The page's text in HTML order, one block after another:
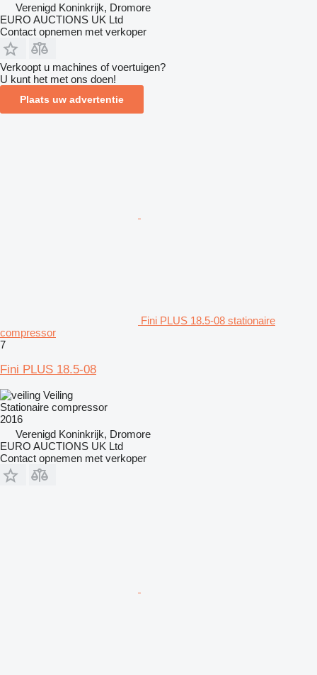
Verenigd Koninkrijk, Dromore
EURO AUCTIONS UK Ltd
Contact opnemen met verkoper
Verkoopt u machines of voertuigen?
U kunt het met ons doen!
Plaats uw advertentie
Fini PLUS 18.5-08 stationaire
compressor
7
Fini PLUS 18.5-08
Veiling
Stationaire compressor
2016
Verenigd Koninkrijk, Dromore
EURO AUCTIONS UK Ltd
Contact opnemen met verkoper